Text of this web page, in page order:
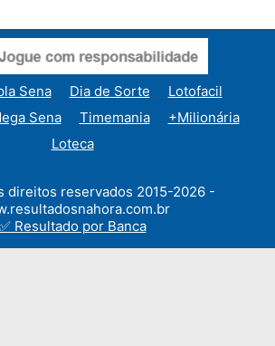
Sena Dia de Sorte
Lotofacil
Sena Timemania
+Milionária
Loteca
direitos reservados 2015-2026 -
✅ Resultado por Banca